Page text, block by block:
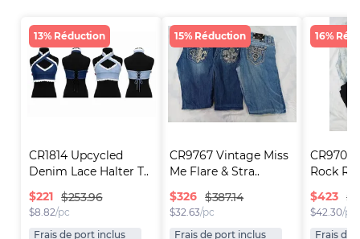
13% Réduction
CR1814 Upcycled
Denim Lace Halter T..
$221 $253.96
$8.82/pc
Frais de port inclus
15% Réduction
CR9767 Vintage Miss
Me Flare & Stra..
$326 $387.14
$32.63/pc
Frais de port inclus
16%
Rock
$423
$42.30/pc
Frais de